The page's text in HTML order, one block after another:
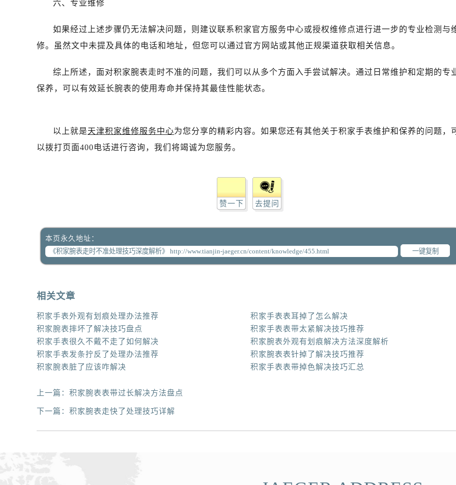
六、专业维修
如果经过上述步骤仍无法解决问题，则建议联系积家官方服务中心或授权维修点进行进一步的专业检测与
修。虽然文中未提及具体的电话和地址，但您可以通过官方网站或其他正规渠道获取相关信息。
综上所述，面对积家腕表走时不准的问题，我们可以从多个方面入手尝试解决。通过日常维护和定期的专
保养，可以有效延长腕表的使用寿命并保持其最佳性能状态。
以上就是天津积家维修服务中心为您分享的精彩内容。如果您还有其他关于积家手表维护和保养的问题，
以拨打页面400电话进行咨询，我们将竭诚为您服务。
赞一下 去提问
本页永久地址：
一键复制
相关文章
积家手表外观有划痕处理办法推荐
积家手表表耳掉了怎么解决
积家腕表摔坏了解决技巧盘点
积家手表表带太紧解决技巧推荐
积家手表很久不戴不走了如何解决
积家腕表外观有划痕解决方法深度解析
积家手表发条拧反了处理办法推荐
积家腕表表针掉了解决技巧推荐
积家腕表脏了应该咋解决
积家手表表带掉色解决技巧汇总
上一篇： 积家腕表表带过长解决方法盘点
下一篇： 积家腕表走快了处理技巧详解